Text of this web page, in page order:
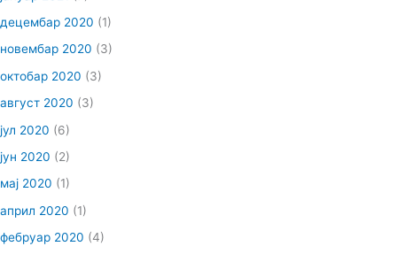
децембар 2020 (1)
новембар 2020 (3)
октобар 2020 (3)
август 2020 (3)
јул 2020 (6)
јун 2020 (2)
мај 2020 (1)
април 2020 (1)
фебруар 2020 (4)